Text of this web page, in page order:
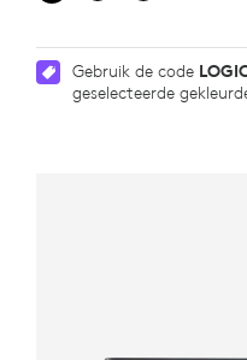
Gebruik de code
geselecteerde